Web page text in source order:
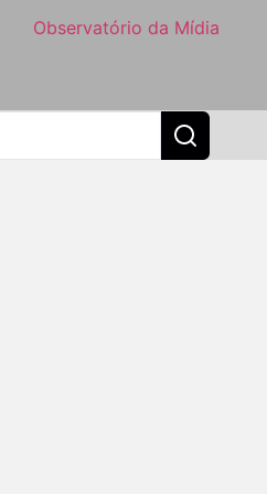
Observatório da Mídia